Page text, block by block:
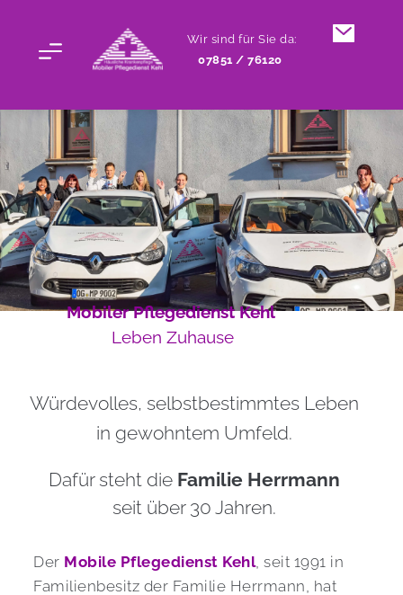
Wir sind für Sie da:
07851 / 76120
Mobiler Pflegedienst Kehl
Leben Zuhause
in gewohntem Umfeld.
Dafür steht die Familie Herrmann
seit über 30 Jahren.
Der Mobile Pflegedienst Kehl, seit 1991 in
Familienbesitz der Familie Herrmann, hat